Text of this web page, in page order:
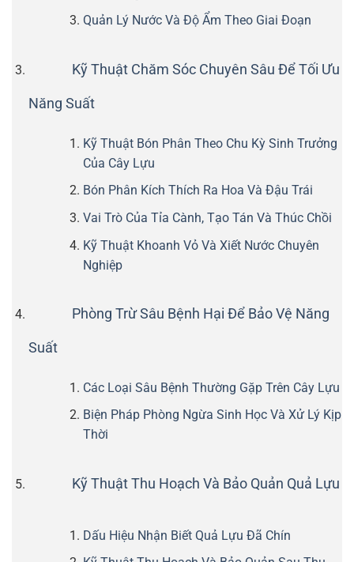
Quản Lý Nước Và Độ Ẩm Theo Giai Đoạn
Kỹ Thuật Chăm Sóc Chuyên Sâu Để Tối Ưu
Năng Suất
Kỹ Thuật Bón Phân Theo Chu Kỳ Sinh Trưởng
Của Cây Lựu
Bón Phân Kích Thích Ra Hoa Và Đậu Trái
Vai Trò Của Tỉa Cành, Tạo Tán Và Thúc Chồi
Kỹ Thuật Khoanh Vỏ Và Xiết Nước Chuyên
Nghiệp
Phòng Trừ Sâu Bệnh Hại Để Bảo Vệ Năng
Suất
Các Loại Sâu Bệnh Thường Gặp Trên Cây Lựu
Biện Pháp Phòng Ngừa Sinh Học Và Xử Lý Kịp
Thời
Kỹ Thuật Thu Hoạch Và Bảo Quản Quả Lựu
Dấu Hiệu Nhận Biết Quả Lựu Đã Chín